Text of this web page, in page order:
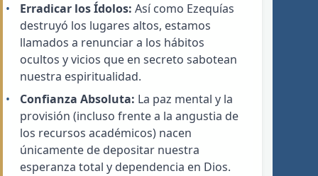
Erradicar los Ídolos: Así como Ezequías
destruyó los lugares altos, estamos
llamados a renunciar a los hábitos
ocultos y vicios que en secreto sabotean
nuestra espiritualidad.
Confianza Absoluta: La paz mental y la
provisión (incluso frente a la angustia de
los recursos académicos) nacen
únicamente de depositar nuestra
esperanza total y dependencia en Dios.